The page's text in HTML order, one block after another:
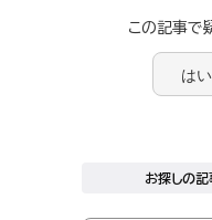
この記事で
はい
お探しの